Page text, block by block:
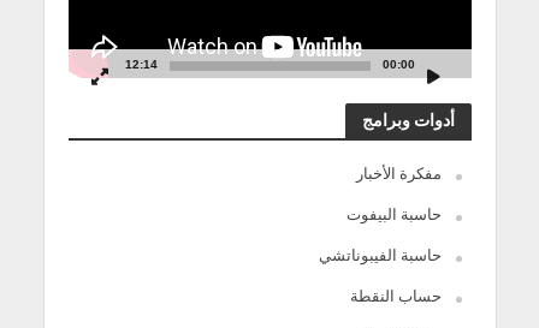
00:00
12:14
أدوات وبرامج
مفكرة الأخبار
حاسبة البيفوت
حاسبة الفيبوناتشي
حساب النقطة